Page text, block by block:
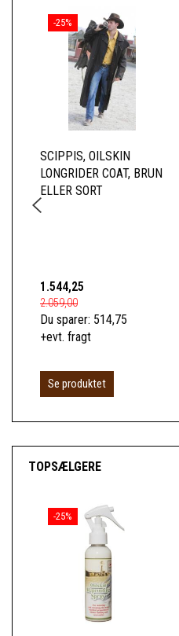
-25%
SCIPPIS, OILSKIN
LONGRIDER COAT, BRUN
ELLER SORT
1.544,25
2.059,00
Du sparer: 514,75
+evt. fragt
Se produktet
TOPSÆLGERE
-25%